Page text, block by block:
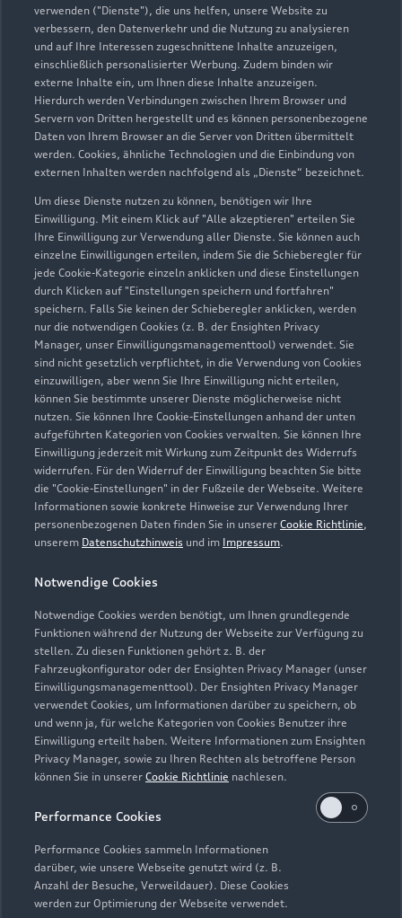
verwenden ("Dienste"), die uns helfen, unsere Website zu
verbessern, den Datenverkehr und die Nutzung zu analysieren
und auf Ihre Interessen zugeschnittene Inhalte anzuzeigen,
einschließlich personalisierter Werbung. Zudem binden wir
externe Inhalte ein, um Ihnen diese Inhalte anzuzeigen.
Hierdurch werden Verbindungen zwischen Ihrem Browser und
Servern von Dritten hergestellt und es können personenbezogene
Daten von Ihrem Browser an die Server von Dritten übermittelt
werden. Cookies, ähnliche Technologien und die Einbindung von
externen Inhalten werden nachfolgend als „Dienste“ bezeichnet.
Um diese Dienste nutzen zu können, benötigen wir Ihre
Einwilligung. Mit einem Klick auf "Alle akzeptieren" erteilen Sie
Ihre Einwilligung zur Verwendung aller Dienste. Sie können auch
einzelne Einwilligungen erteilen, indem Sie die Schieberegler für
jede Cookie-Kategorie einzeln anklicken und diese Einstellungen
durch Klicken auf "Einstellungen speichern und fortfahren"
speichern. Falls Sie keinen der Schieberegler anklicken, werden
nur die notwendigen Cookies (z. B. der Ensighten Privacy
Manager, unser Einwilligungsmanagementtool) verwendet. Sie
sind nicht gesetzlich verpflichtet, in die Verwendung von Cookies
einzuwilligen, aber wenn Sie Ihre Einwilligung nicht erteilen,
können Sie bestimmte unserer Dienste möglicherweise nicht
nutzen. Sie können Ihre Cookie-Einstellungen anhand der unten
aufgeführten Kategorien von Cookies verwalten. Sie können Ihre
Einwilligung jederzeit mit Wirkung zum Zeitpunkt des Widerrufs
widerrufen. Für den Widerruf der Einwilligung beachten Sie bitte
die "Cookie-Einstellungen" in der Fußzeile der Webseite. Weitere
Informationen sowie konkrete Hinweise zur Verwendung Ihrer
personenbezogenen Daten finden Sie in unserer Cookie Richtlinie,
unserem Datenschutzhinweis und im Impressum.
Notwendige Cookies
Notwendige Cookies werden benötigt, um Ihnen grundlegende
Funktionen während der Nutzung der Webseite zur Verfügung zu
stellen. Zu diesen Funktionen gehört z. B. der
Fahrzeugkonfigurator oder der Ensighten Privacy Manager (unser
Einwilligungsmanagementtool). Der Ensighten Privacy Manager
verwendet Cookies, um Informationen darüber zu speichern, ob
und wenn ja, für welche Kategorien von Cookies Benutzer ihre
Einwilligung erteilt haben. Weitere Informationen zum Ensighten
Privacy Manager, sowie zu Ihren Rechten als betroffene Person
können Sie in unserer Cookie Richtlinie nachlesen.
Performance Cookies
Performance Cookies sammeln Informationen
darüber, wie unsere Webseite genutzt wird (z. B.
Anzahl der Besuche, Verweildauer). Diese Cookies
werden zur Optimierung der Webseite verwendet.
Zu den Rädern
Zurück nach oben
Modelle
Alle Modelle
Modelle vergleichen
Elektromodelle
Plug-in-Hybride
Kaufen & leasen
Gebrauchtwagensuche
Gebrauchtwagen
Finanzierung
Service & Zubehör
Audi Services
Garantie
Kundenservice
Über Audi